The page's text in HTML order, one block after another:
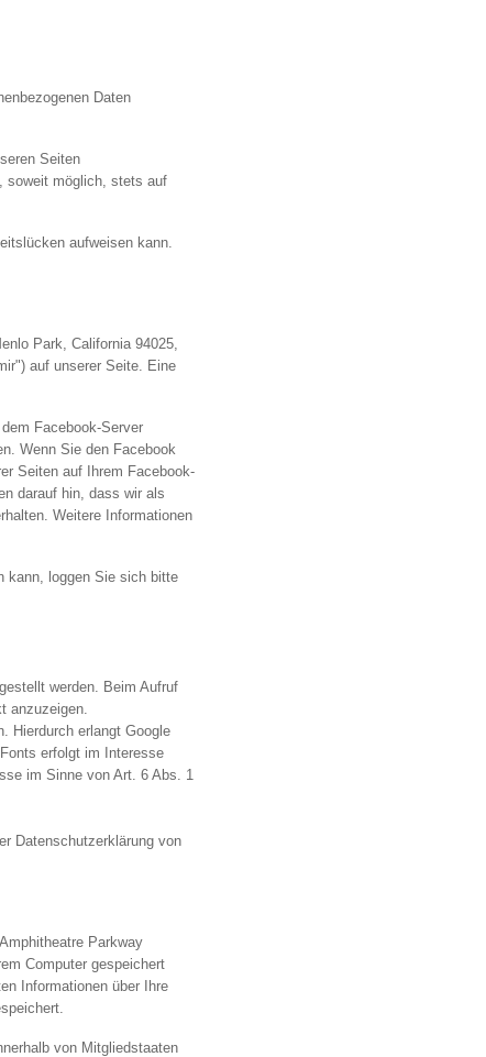
Daten
Seiten
soweit möglich, stets auf
aufweisen kann.
Park, California 94025,
auf unserer Seite. Eine
Facebook-Server
Wenn Sie den Facebook
Seiten auf Ihrem Facebook-
darauf hin, dass wir als
Weitere Informationen
kann, loggen Sie sich bitte
werden. Beim Aufruf
anzuzeigen.
Hierdurch erlangt Google
erfolgt im Interesse
im Sinne von Art. 6 Abs. 1
Datenschutzerklärung von
Parkway
Computer gespeichert
Informationen über Ihre
von Mitgliedstaaten